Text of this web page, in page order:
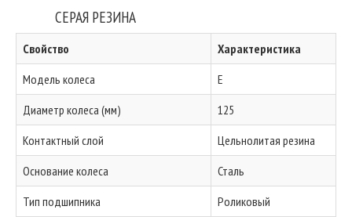
СЕРАЯ РЕЗИНА
Свойство
Характеристика
Модель колеса
E
Диаметр колеса (мм)
125
Контактный слой
Цельнолитая резина
Основание колеса
Сталь
Тип подшипника
Роликовый